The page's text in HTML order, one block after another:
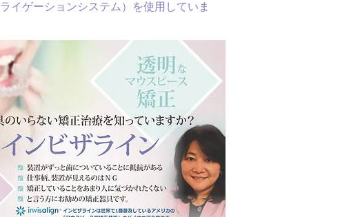
イゲーションシステム）を使用していま